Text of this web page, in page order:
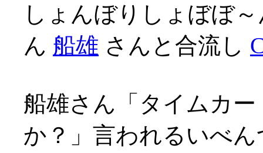
しょんぼりしょぼぼ
ん 船雄 さんと合流し
船雄さん「タイムカ
か？」言われるいべ